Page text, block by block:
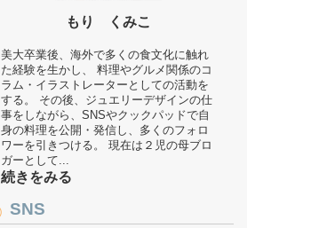
もり くみこ
美大卒業後、海外で多くの食文化に触れ
た経験を生かし、 料理やグルメ関係のコ
ラム・イラストレーターとしての活動を
する。 その後、ジュエリーデザインの仕
事をしながら、SNSやクックパッドで自
身の料理を公開・発信し、多くのフォロ
ワーを引きつける。 現在は２児の母ブロ
ガーとして...
続きをみる
SNS